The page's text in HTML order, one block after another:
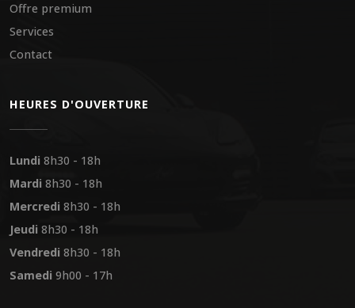
Offre premium
Services
Contact
HEURES D'OUVERTURE
Lundi 8h30 - 18h
Mardi 8h30 - 18h
Mercredi 8h30 - 18h
Jeudi 8h30 - 18h
Vendredi 8h30 - 18h
Samedi 9h00 - 17h